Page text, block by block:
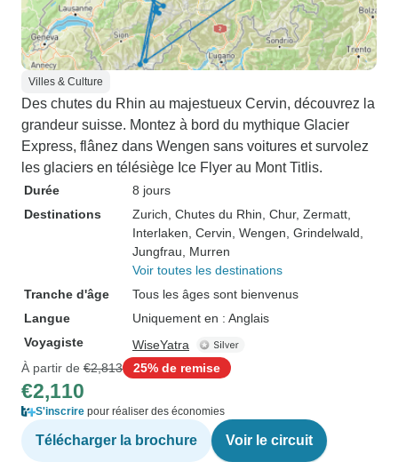
Villes & Culture
Des chutes du Rhin au majestueux Cervin, découvrez la
grandeur suisse. Montez à bord du mythique Glacier
Express, flânez dans Wengen sans voitures et survolez
les glaciers en télésiège Ice Flyer au Mont Titlis.
Durée
8 jours
Destinations
Zurich , Chutes du Rhin , Chur, Zermatt
Interlaken , Cervin , Wengen , Grindelwald
Jungfrau , Murren
Voir toutes les destinations
Tranche d'âge
Tous les âges sont bienvenus
Langue
Uniquement en : Anglais
Voyagiste
WiseYatra
À partir de €2,813 25% de remise
€2,110
S'inscrire pour réaliser des économies
Télécharger la brochure Voir le circuit